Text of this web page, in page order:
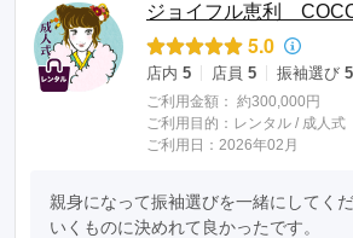
ジョイフル恵利
5.0
店内 5 店員 5 振袖選び 5
ご利用金額： 約300,000円
ご利用目的： レンタル / 成人式
ご利用日：2026年02月
親身になって振袖選びを一緒にしてく
いくものに決めれて良かったです。